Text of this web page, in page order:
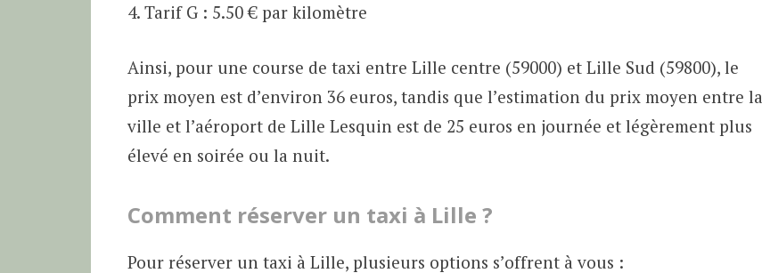
Tarif G : 5.50 € par kilomètre
Ainsi, pour une course de taxi entre Lille centre (59000) et Lille Sud (59800), le
prix moyen est d’environ 36 euros, tandis que l’estimation du prix moyen entre la
ville et l’aéroport de Lille Lesquin est de 25 euros en journée et légèrement plus
élevé en soirée ou la nuit.
Comment réserver un taxi à Lille ?
Pour réserver un taxi à Lille, plusieurs options s’offrent à vous :